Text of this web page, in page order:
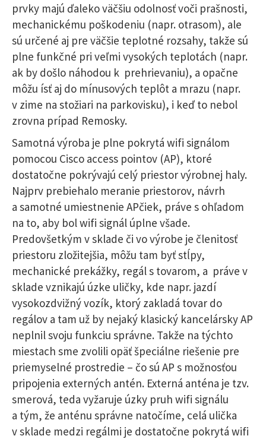
prvky majú ďaleko väčšiu odolnosť voči prašnosti,
mechanickému poškodeniu (napr. otrasom), ale
sú určené aj pre väčšie teplotné rozsahy, takže sú
plne funkčné pri veľmi vysokých teplotách (napr.
ak by došlo náhodou k prehrievaniu), a opačne
môžu ísť aj do mínusových teplôt a mrazu (napr.
v zime na stožiari na parkovisku), i keď to nebol
zrovna prípad Remosky.
Samotná výroba je plne pokrytá wifi signálom
pomocou Cisco access pointov (AP), ktoré
dostatočne pokrývajú celý priestor výrobnej haly.
Najprv prebiehalo meranie priestorov, návrh
a samotné umiestnenie APčiek, práve s ohľadom
na to, aby bol wifi signál úplne všade.
Predovšetkým v sklade či vo výrobe je členitosť
priestoru zložitejšia, môžu tam byť stĺpy,
mechanické prekážky, regál s tovarom, a práve v
sklade vznikajú úzke uličky, kde napr. jazdí
vysokozdvižný vozík, ktorý zakladá tovar do
regálov a tam už by nejaký klasický kancelársky AP
neplnil svoju funkciu správne. Takže na týchto
miestach sme zvolili opäť špeciálne riešenie pre
priemyselné prostredie – čo sú AP s možnosťou
pripojenia externých antén. Externá anténa je tzv.
smerová, teda vyžaruje úzky pruh wifi signálu
a tým, že anténu správne natočíme, celá ulička
v sklade medzi regálmi je dostatočne pokrytá wifi